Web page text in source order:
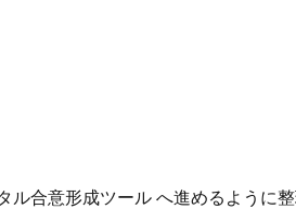
合意形成ツール へ進めるように